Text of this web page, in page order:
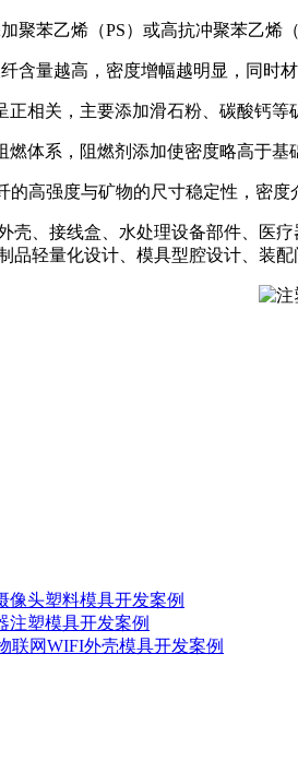
加聚苯乙烯（PS）或高抗冲聚苯乙
纤含量越高，密度增幅越明显，同
正相关，主要添加滑石粉、碳酸钙
燃体系，阻燃剂添加使密度略高于
纤的高强度与矿物的尺寸稳定性，密
壳、接线盒、水处理设备部件、医
轻量化设计、模具型腔设计、装
像头塑料模具开发案例
注塑模具开发案例
联网WIFI外壳模具开发案例